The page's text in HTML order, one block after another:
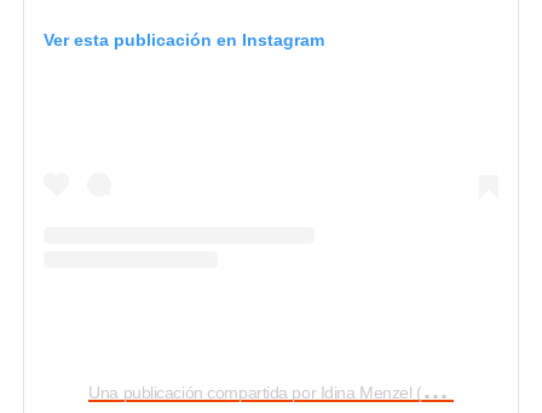
Ver esta publicación en Instagram
U
na publicación compartida por Idina Menzel (@idinamenzel)